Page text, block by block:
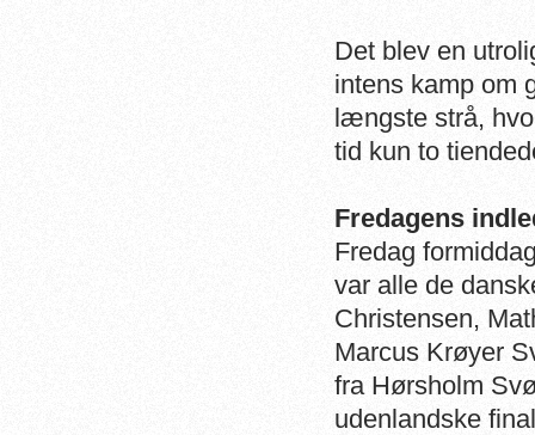
Det blev en
intens kamp om
længste strå,
tid kun to
Fredagens
Fredag
var alle de
Christensen,
Marcus Krøyer
fra Hørsholm
udenlandske